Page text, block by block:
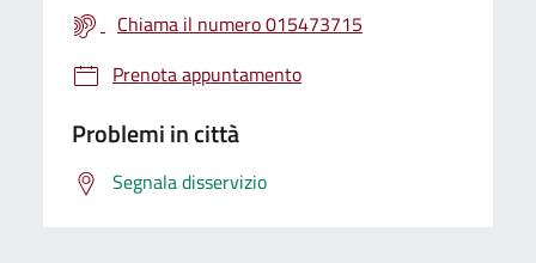
Chiama il numero 015473715
Prenota appuntamento
Problemi in città
Segnala disservizio